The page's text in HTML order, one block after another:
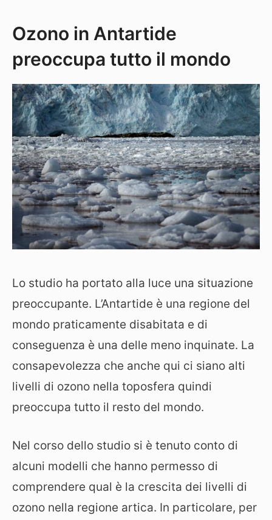
Ozono in Antartide
preoccupa tutto il mondo
Lo studio ha portato alla luce una situazione
preoccupante. L’Antartide è una regione del
mondo praticamente disabitata e di
conseguenza è una delle meno inquinate. La
consapevolezza che anche qui ci siano alti
livelli di ozono nella toposfera quindi
preoccupa tutto il resto del mondo.
Nel corso dello studio si è tenuto conto di
alcuni modelli che hanno permesso di
comprendere qual è la crescita dei livelli di
ozono nella regione artica. In particolare, per